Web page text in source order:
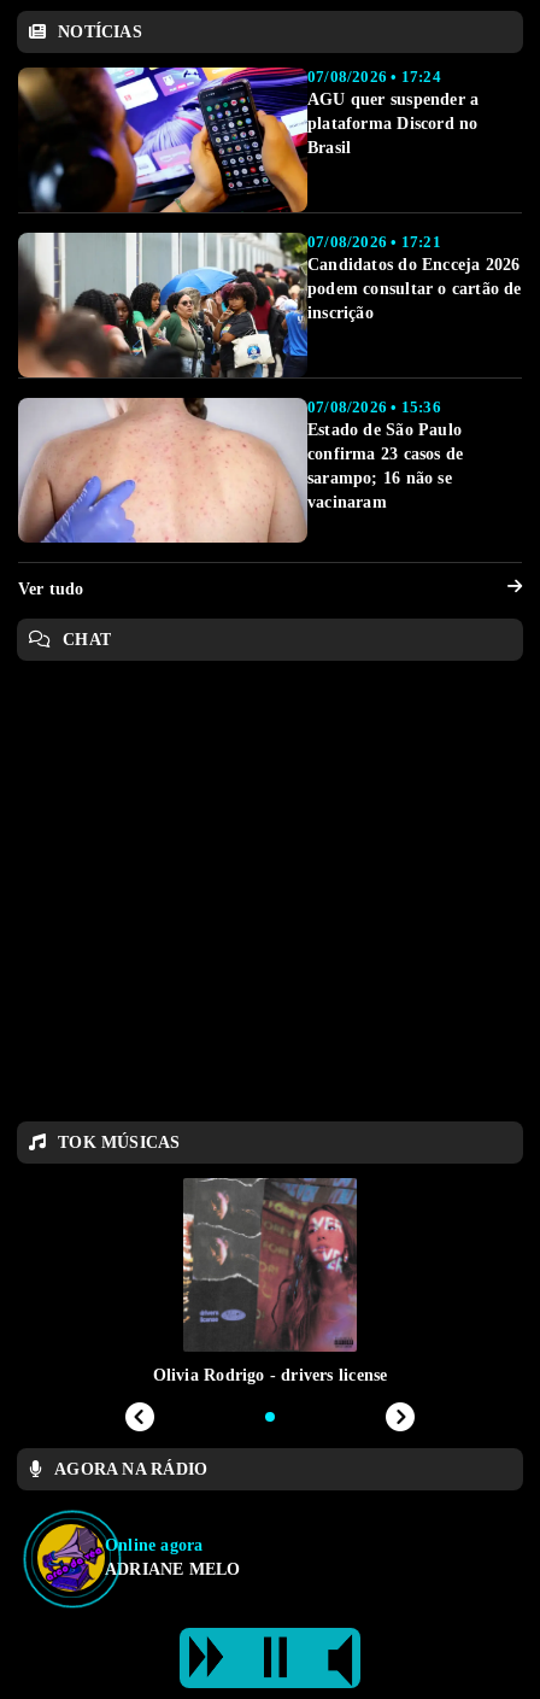
NOTÍCIAS
07/08/2026 • 17:24
AGU quer suspender a
plataforma Discord no
Brasil
07/08/2026 • 17:21
Candidatos do Encceja 2026
podem consultar o cartão de
inscrição
07/08/2026 • 15:36
Estado de São Paulo
confirma 23 casos de
sarampo; 16 não se
vacinaram
Ver tudo
CHAT
TOK MÚSICAS
Olivia Rodrigo - drivers license
AGORA NA RÁDIO
Online agora
ADRIANE MELO